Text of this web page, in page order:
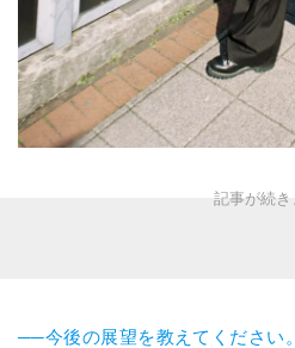
──今後の展望を教えてください。